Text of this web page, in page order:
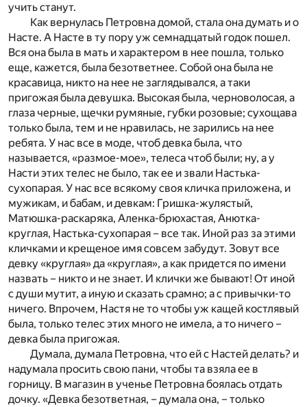
учить станут.
Как вернулась Петровна домой, стала она думать и о
Насте. А Насте в ту пору уж семнадцатый годок пошел.
Вся она была в мать и характером в нее пошла, только
еще, кажется, была безответнее. Собой она была не
красавица, никто на нее не заглядывался, а таки
пригожая была девушка. Высокая была, черноволосая, а
глаза черные, щечки румяные, губки розовые; сухощава
только была, тем и не нравилась, не зарились на нее
ребята. У нас все в моде, чтоб девка была, что
называется, «размое-мое», телеса чтоб были; ну, а у
Насти этих телес не было, так ее и звали Настька-
сухопарая. У нас все всякому своя кличка приложена, и
мужикам, и бабам, и девкам: Гришка-жулястый,
Матюшка-раскаряка, Аленка-брюхастая, Анютка-
круглая, Настька-сухопарая – все так. Иной раз за этими
кличками и крещеное имя совсем забудут. Зовут все
девку «круглая» да «круглая», а как придется по имени
назвать – никто и не знает. И клички же бывают! От иной
с души мутит, а иную и сказать срамно; а с привычки-то
ничего. Впрочем, Настя не то чтобы уж кащей костлявый
была, только телес этих много не имела, а то ничего –
девка была пригожая.
Думала, думала Петровна, что ей с Настей делать? и
надумала просить свою пани, чтобы та взяла ее в
горницу. В магазин в ученье Петровна боялась отдать
дочку. «Девка безответная, – думала она, – только